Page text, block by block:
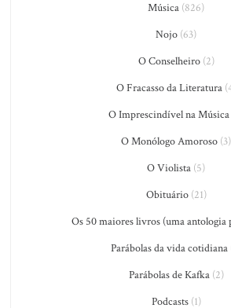
Música (826)
Nojo (63)
O Conselheiro(2)
O Fracasso da Literatura
O Imprescindível na Música
O Monólogo Amoroso (3)
O Violista (5)
Obituário(21)
Os 50 maiores livros (uma antologia
Parábolas da vida cotidiana
Parábolas de Kafka(2)
Podcasts(1)